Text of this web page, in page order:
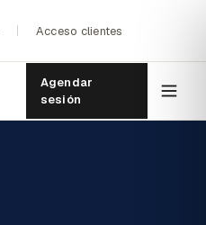
Acceso clientes
Agendar
sesión